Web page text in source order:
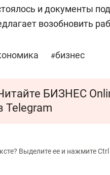
и документы
возобновить
#бизнес
БИЗНЕС
Telegram
Выделите ее и нажмите Ctrl